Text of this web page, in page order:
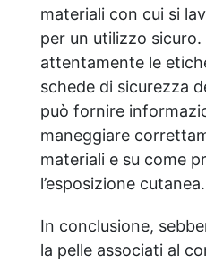
materiali con cui si
per un utilizzo
attentamente le
schede di sicurezza
può fornire
maneggiare
materiali e su come
l’esposizione cutanea.
In conclusione,
la pelle associati al